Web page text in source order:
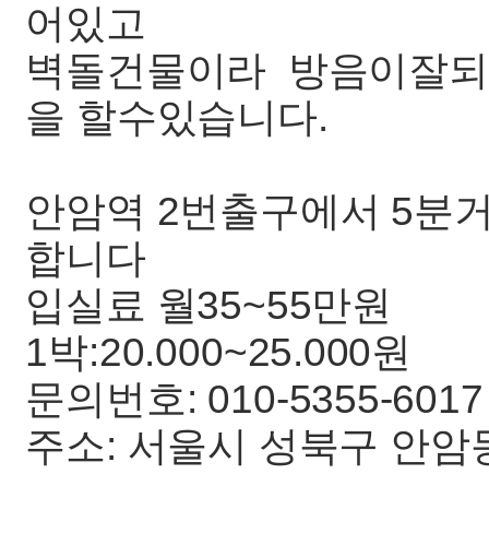
어있고
벽돌건물이라 방음이잘
을 할수있습니다.
안암역 2번출구에서 5분
합니다
입실료 월35~55만원
1박:20.000~25.000원
문의번호: 010-5355-
주소: 서울시 성북구 안